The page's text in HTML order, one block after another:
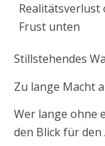
Realitätsverlust
Frust unten
Stillstehendes
Zu lange Macht
Wer lange ohne
den Blick für